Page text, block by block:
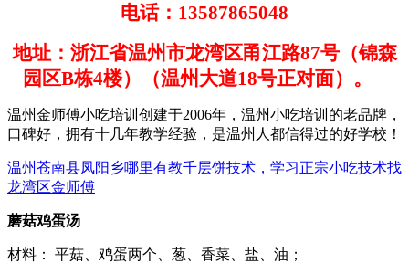
电话： 13587865048
地址：浙江省温州市龙湾区甬江路87号（锦森
园区B栋4楼）（温州大道18号正对面）。
温州金师傅小吃培训创建于2006年，温州小吃培训的老品牌，
口碑好，拥有十几年教学经验，是温州人都信得过的好学校！
温州苍南县凤阳乡哪里有教千层饼技术，学习正宗小吃技术找
龙湾区金师傅
蘑菇鸡蛋汤
材料： 平菇、鸡蛋两个、葱、香菜、盐、油；